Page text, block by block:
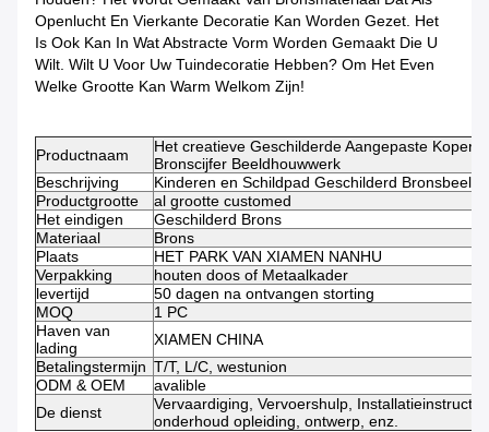
Openlucht En Vierkante Decoratie Kan Worden Gezet. Het
Is Ook Kan In Wat Abstracte Vorm Worden Gemaakt Die U
Wilt. Wilt U Voor Uw Tuindecoratie Hebben? Om Het Even
Welke Grootte Kan Warm Welkom Zijn!
Productnaam
Het creatieve Geschilderde Aangepaste Koper
Bronscijfer Beeldhouwwerk
Beschrijving
Kinderen en Schildpad Geschilderd
Productgrootte
al grootte customed
Het eindigen
Geschilderd Brons
Materiaal
Brons
Plaats
HET PARK VAN XIAMEN NANHU
Verpakking
houten doos of Metaalkader
levertijd
50 dagen na ontvangen storting
MOQ
1 PC
Haven van
lading
XIAMEN CHINA
Betalingstermijn T/T, L/C, westunion
ODM & OEM
avalible
De dienst
Vervaardiging, Vervoershulp, Installatieinstructie,
onderhoud opleiding, ontwerp, enz.